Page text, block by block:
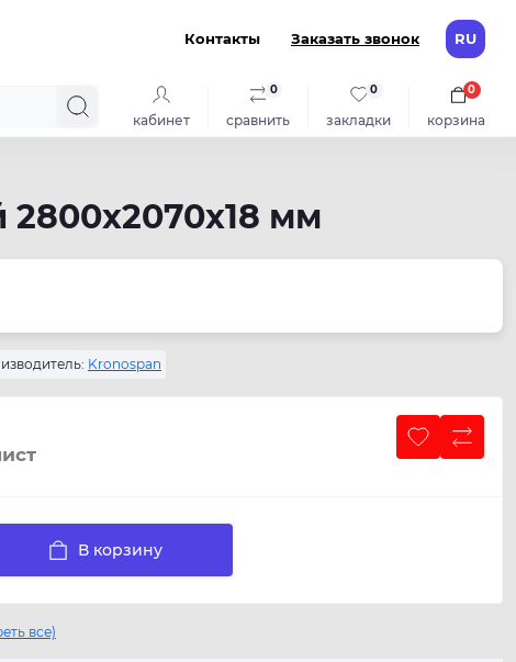
Контакты Заказать звонок RU
кабинет сравнить
0
закладки
0
корзина
0
мм
Kronospan
В корзину
все)